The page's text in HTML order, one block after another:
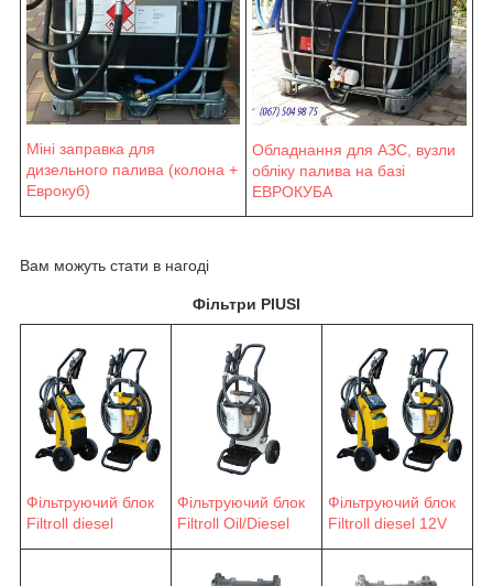
Міні заправка для
дизельного палива (колона +
Еврокуб)
Обладнання для АЗС, вузли
обліку палива на базі
ЕВРОКУБА
Вам можуть стати в нагоді
Фільтри PIUSI
Фільтруючий блок
Filtroll diesel
Фільтруючий блок
Filtroll Oil/Diesel
Фільтруючий блок
Filtroll diesel 12V